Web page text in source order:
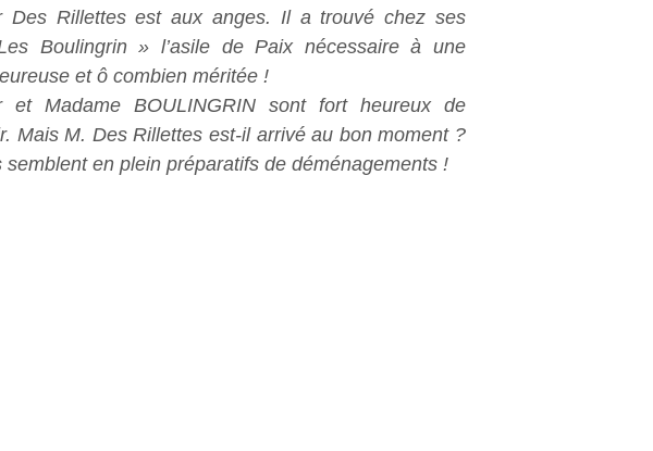
Des Rillettes est aux anges. Il a trouvé chez ses
Boulingrin » l’asile de Paix nécessaire à une
et ô combien méritée !
et Madame BOULINGRIN sont fort heureux de
Mais M. Des Rillettes est-il arrivé au bon moment ?
semblent en plein préparatifs de déménagements !